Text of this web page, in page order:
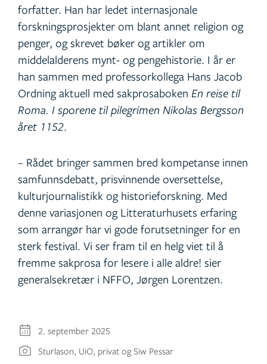
2. september 2025
Sturlason, UiO, privat og Siw Pessar
forfatter. Han har ledet internasjonale
forskningsprosjekter om blant annet religion og
penger, og skrevet bøker og artikler om
middelalderens mynt- og pengehistorie. I år er
han sammen med professorkollega Hans Jacob
Ordning aktuell med sakprosaboken En reise til
Roma. I sporene til pilegrimen Nikolas Bergsson
året 1152.
– Rådet bringer sammen bred kompetanse innen
samfunnsdebatt, prisvinnende oversettelse,
kulturjournalistikk og historieforskning. Med
denne variasjonen og Litteraturhusets erfaring
som arrangør har vi gode forutsetninger for en
sterk festival. Vi ser fram til en helg viet til å
fremme sakprosa for lesere i alle aldre! sier
generalsekretær i NFFO, Jørgen Lorentzen.